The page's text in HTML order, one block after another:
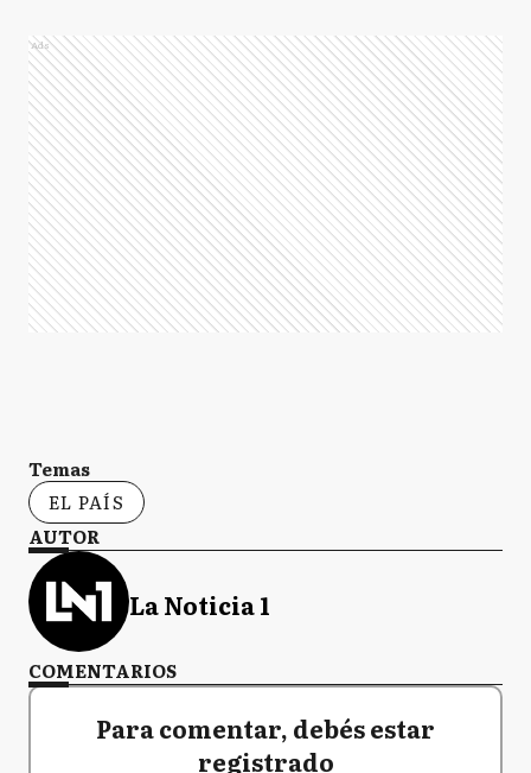
Ads
Temas
EL PAÍS
AUTOR
La Noticia 1
COMENTARIOS
Para comentar, debés estar
registrado